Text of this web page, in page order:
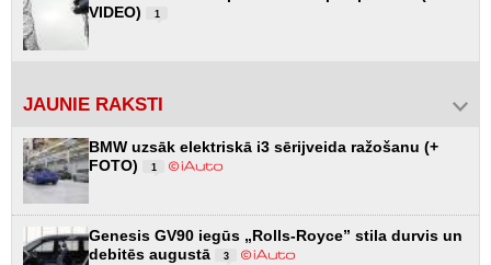
VIDEO)
1
JAUNIE RAKSTI
BMW uzsāk elektriskā i3 sērijveida ražošanu (+
FOTO)
1
Genesis GV90 iegūs „Rolls-Royce” stila durvis un
debitēs augustā
3